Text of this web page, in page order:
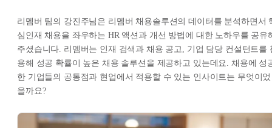
리멤버 팀의 강진주님은 리멤버 채용솔루션의 데이터를 분석하면서
심인재 채용을 좌우하는 HR 액션과 개선 방법에 대한 노하우를 공유
주셨습니다. 리멤버는 인재 검색과 채용 공고, 기업 담당 컨설턴트를
용해 성공 확률이 높은 채용 솔루션을 제공하고 있는데요. 채용에 성
한 기업들의 공통점과 현업에서 적용할 수 있는 인사이트는 무엇이었
을까요?